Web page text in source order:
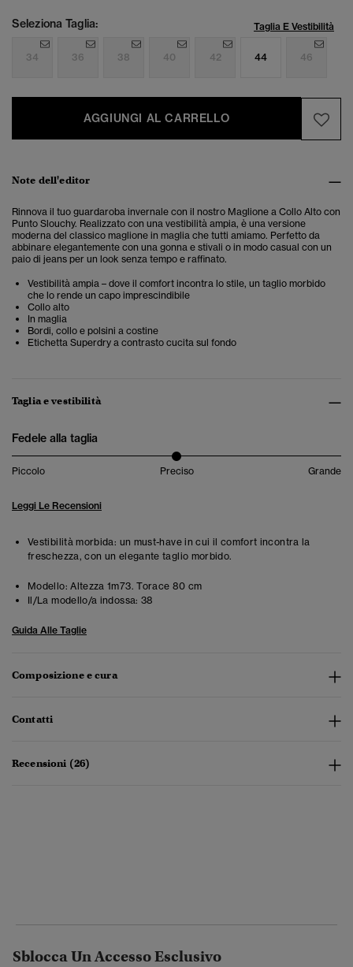
Seleziona Taglia: Taglia E Vestibilità
34 36 38 40 42 44 46
AGGIUNGI AL CARRELLO
Note dell'editor
Rinnova il tuo guardaroba invernale con il nostro Maglione a Collo Alto con
Punto Slouchy. Realizzato con una vestibilità ampia, è una versione
moderna del classico maglione in maglia che tutti amiamo. Perfetto da
abbinare elegantemente con una gonna e stivali o in modo casual con un
paio di jeans per un look senza tempo e raffinato.
Vestibilità ampia – dove il comfort incontra lo stile, un taglio morbido
che lo rende un capo imprescindibile
Collo alto
In maglia
Bordi, collo e polsini a costine
Etichetta Superdry a contrasto cucita sul fondo
Taglia e vestibilità
Fedele alla taglia
Piccolo Preciso Grande
Leggi Le Recensioni
Vestibilità morbida: un must-have in cui il comfort incontra la
freschezza, con un elegante taglio morbido.
Modello: Altezza 1m73. Torace 80 cm
Il/La modello/a indossa: 38
Guida Alle Taglie
Composizione e cura
Contatti
Recensioni (26)
Sblocca Un Accesso Esclusivo